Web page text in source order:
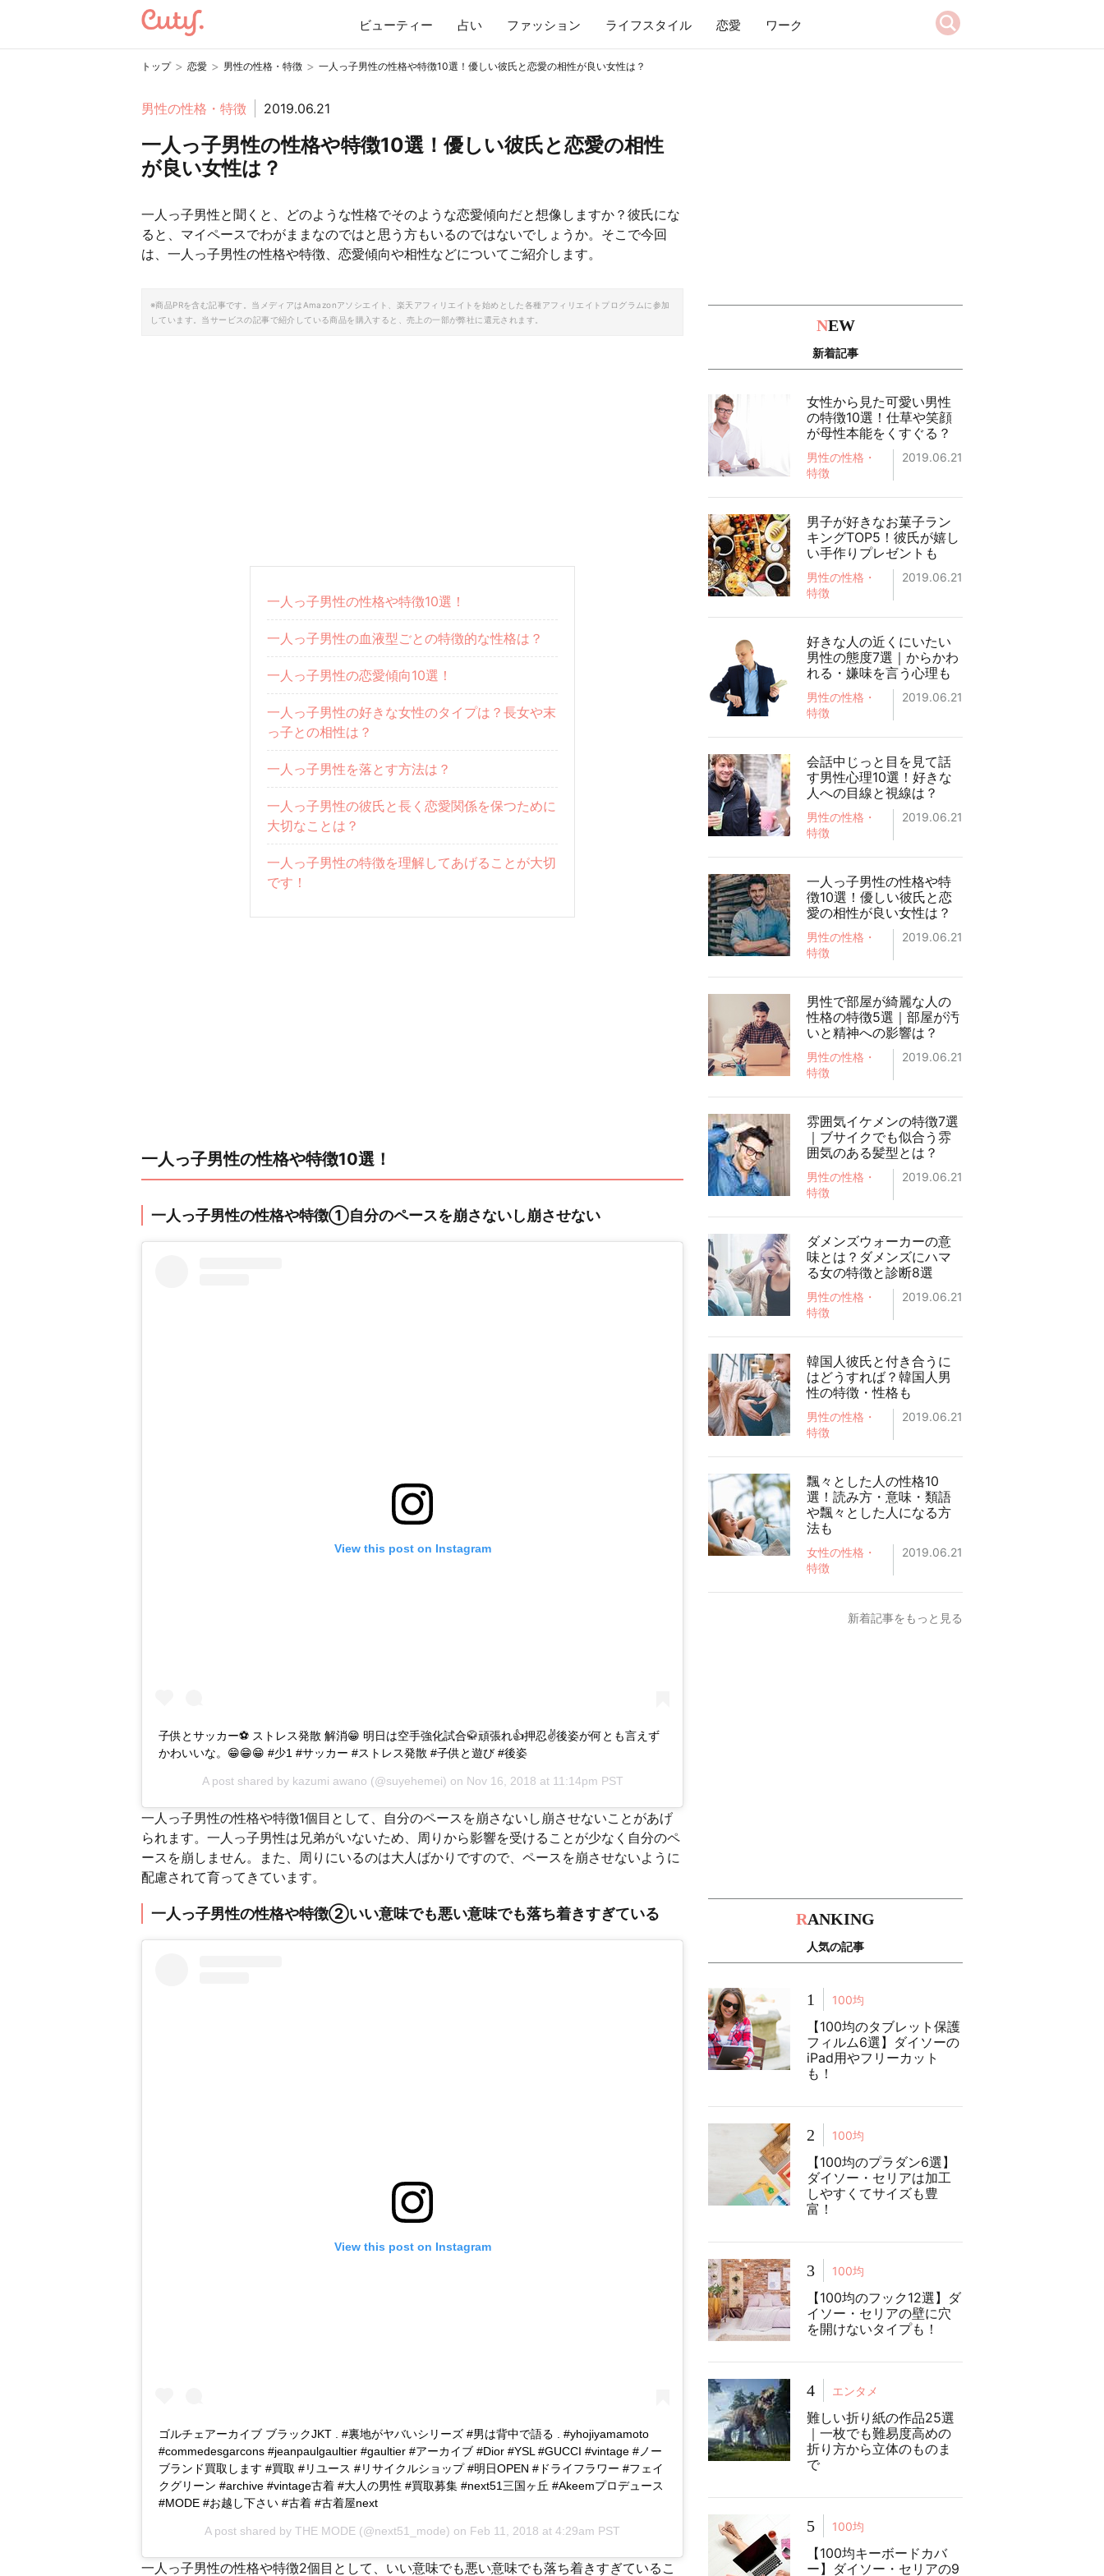
ビューティー 占い ファッション ライフスタイル 恋愛 ワーク
トップ > 恋愛 > 男性の性格・特徴 > 一人っ子男性の性格や特徴10選！優しい彼氏と恋愛の相性が良い女性は？
男性の性格・特徴 2019.06.21
一人っ子男性の性格や特徴10選！優しい彼氏と恋愛の相性
が良い女性は？
一人っ子男性と聞くと、どのような性格でそのような恋愛傾向だと想像しますか？彼氏にな
ると、マイペースでわがままなのではと思う方もいるのではないでしょうか。そこで今回
は、一人っ子男性の性格や特徴、恋愛傾向や相性などについてご紹介します。
※商品PRを含む記事です。当メディアはAmazonアソシエイト、楽天アフィリエイトを始めとした各種アフィリエイトプログラムに参加
しています。当サービスの記事で紹介している商品を購入すると、売上の一部が弊社に還元されます。
一人っ子男性の性格や特徴10選！
一人っ子男性の血液型ごとの特徴的な性格は？
一人っ子男性の恋愛傾向10選！
一人っ子男性の好きな女性のタイプは？長女や末
っ子との相性は？
一人っ子男性を落とす方法は？
一人っ子男性の彼氏と長く恋愛関係を保つために
大切なことは？
一人っ子男性の特徴を理解してあげることが大切
です！
一人っ子男性の性格や特徴10選！
一人っ子男性の性格や特徴①自分のペースを崩さないし崩させない
View this post on Instagram
子供とサッカー⚽️ ストレス発散 解消😁 明日は空手強化試合🥋頑張れ👍押忍✌後姿が何とも言えず
かわいいな。️😁😁😁 #少1 #サッカー #ストレス発散 #子供と遊び #後姿
A post shared by kazumi awano (@suyehemei) on Nov 16, 2018 at 11:14pm PST
一人っ子男性の性格や特徴1個目として、自分のペースを崩さないし崩させないことがあげ
られます。一人っ子男性は兄弟がいないため、周りから影響を受けることが少なく自分のペ
ースを崩しません。また、周りにいるのは大人ばかりですので、ペースを崩させないように
配慮されて育ってきています。
一人っ子男性の性格や特徴②いい意味でも悪い意味でも落ち着きすぎている
View this post on Instagram
ゴルチェアーカイブ ブラックJKT . #裏地がヤバいシリーズ #男は背中で語る . #yhojiyamamoto
#commedesgarcons #jeanpaulgaultier #gaultier #アーカイブ #Dior #YSL #GUCCI #vintage #ノー
ブランド買取します #買取 #リユース #リサイクルショップ #明日OPEN #ドライフラワー #フェイ
クグリーン #archive #vintage古着 #大人の男性 #買取募集 #next51三国ヶ丘 #Akeemプロデュース
#MODE #お越し下さい #古着 #古着屋next
A post shared by THE MODE (@next51_mode) on Feb 11, 2018 at 4:29am PST
一人っ子男性の性格や特徴2個目として、いい意味でも悪い意味でも落ち着きすぎているこ
NEW
新着記事
女性から見た可愛い男性
の特徴10選！仕草や笑顔
が母性本能をくすぐる？
男性の性格・
特徴
2019.06.21
男子が好きなお菓子ラン
キングTOP5！彼氏が嬉し
い手作りプレゼントも
男性の性格・
特徴
2019.06.21
好きな人の近くにいたい
男性の態度7選｜からかわ
れる・嫌味を言う心理も
男性の性格・
特徴
2019.06.21
会話中じっと目を見て話
す男性心理10選！好きな
人への目線と視線は？
男性の性格・
特徴
2019.06.21
一人っ子男性の性格や特
徴10選！優しい彼氏と恋
愛の相性が良い女性は？
男性の性格・
特徴
2019.06.21
男性で部屋が綺麗な人の
性格の特徴5選｜部屋が汚
いと精神への影響は？
男性の性格・
特徴
2019.06.21
雰囲気イケメンの特徴7選
｜ブサイクでも似合う雰
囲気のある髪型とは？
男性の性格・
特徴
2019.06.21
ダメンズウォーカーの意
味とは？ダメンズにハマ
る女の特徴と診断8選
男性の性格・
特徴
2019.06.21
韓国人彼氏と付き合うに
はどうすれば？韓国人男
性の特徴・性格も
男性の性格・
特徴
2019.06.21
飄々とした人の性格10
選！読み方・意味・類語
や飄々とした人になる方
法も
女性の性格・
特徴
2019.06.21
新着記事をもっと見る
RANKING
人気の記事
1 100均
【100均のタブレット保護
フィルム6選】ダイソーの
iPad用やフリーカット
も！
2 100均
【100均のプラダン6選】
ダイソー・セリアは加工
しやすくてサイズも豊
富！
3 100均
【100均のフック12選】ダ
イソー・セリアの壁に穴
を開けないタイプも！
4 エンタメ
難しい折り紙の作品25選
｜一枚でも難易度高めの
折り方から立体のものま
で
5 100均
【100均キーボードカバ
ー】ダイソー・セリアの9